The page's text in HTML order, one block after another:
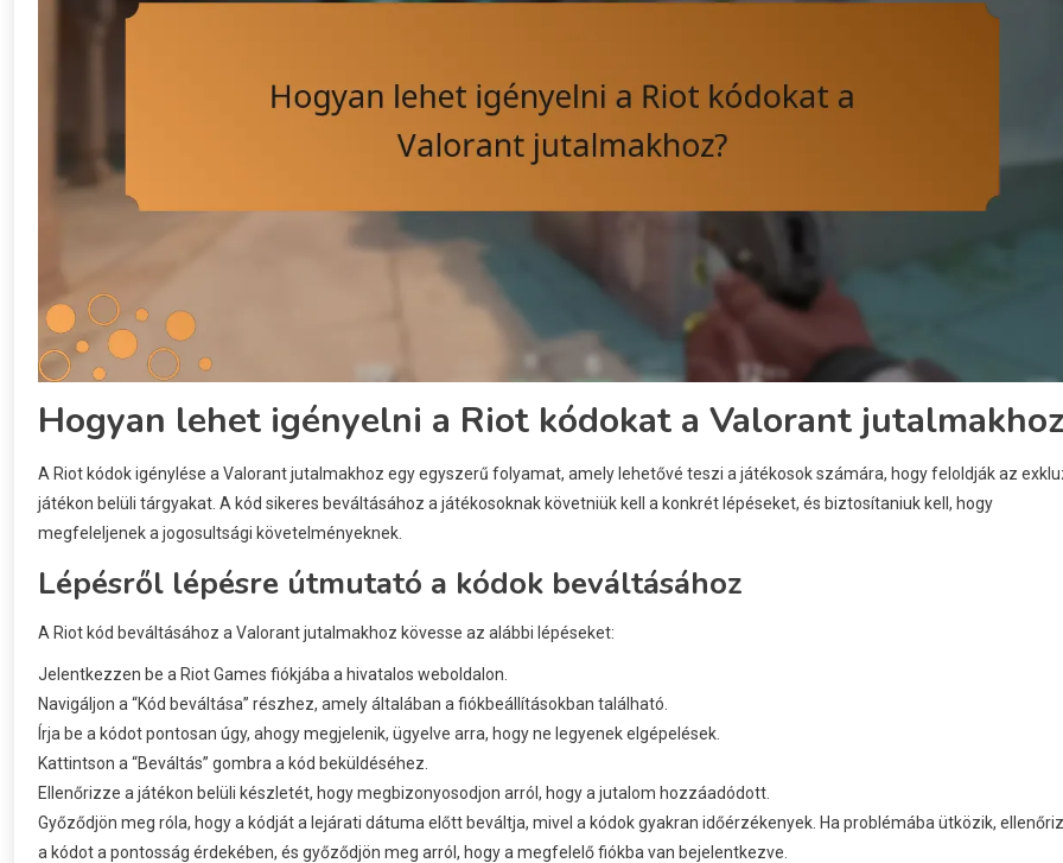
Hogyan lehet igényelni a Riot kódokat a Valorant
A Riot kódok igénylése a Valorant jutalmakhoz egy egyszerű folyamat, amely lehetővé teszi a játékosok számára, hogy feloldják az
játékon belüli tárgyakat. A kód sikeres beváltásához a játékosoknak követniük kell a konkrét lépéseket, és biztosítaniuk kell, hogy
megfeleljenek a jogosultsági követelményeknek.
Lépésről lépésre útmutató a kódok beváltásához
A Riot kód beváltásához a Valorant jutalmakhoz kövesse az alábbi lépéseket:
Jelentkezzen be a Riot Games fiókjába a hivatalos weboldalon.
Navigáljon a “Kód beváltása” részhez, amely általában a fiókbeállításokban található.
Írja be a kódot pontosan úgy, ahogy megjelenik, ügyelve arra, hogy ne legyenek elgépelések.
Kattintson a “Beváltás” gombra a kód beküldéséhez.
Ellenőrizze a játékon belüli készletét, hogy megbizonyosodjon arról, hogy a jutalom hozzáadódott.
Győződjön meg róla, hogy a kódját a lejárati dátuma előtt beváltja, mivel a kódok gyakran időérzékenyek. Ha problémába ütközik,
a kódot a pontosság érdekében, és győződjön meg arról, hogy a megfelelő fiókba van bejelentkezve.